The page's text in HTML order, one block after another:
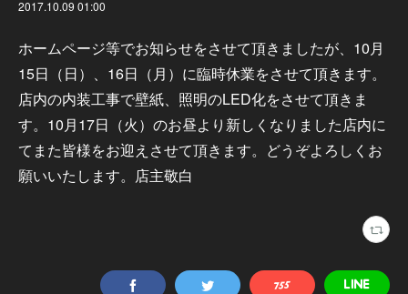
2017.10.09 01:00
ホームページ等でお知らせをさせて頂きましたが、10月
15日（日）、16日（月）に臨時休業をさせて頂きます。
店内の内装工事で壁紙、照明のLED化をさせて頂きま
す。10月17日（火）のお昼より新しくなりました店内に
てまた皆様をお迎えさせて頂きます。どうぞよろしくお
願いいたします。店主敬白